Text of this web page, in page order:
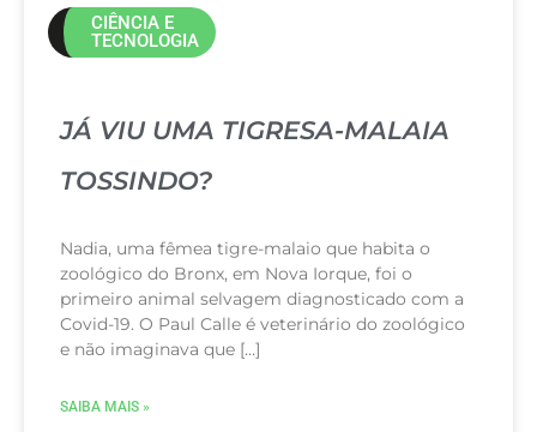
CIÊNCIA E
TECNOLOGIA
JÁ VIU UMA TIGRESA-MALAIA
TOSSINDO?
Nadia, uma fêmea tigre-malaio que habita o
zoológico do Bronx, em Nova Iorque, foi o
primeiro animal selvagem diagnosticado com a
Covid-19. O Paul Calle é veterinário do zoológico
e não imaginava que […]
SAIBA MAIS »